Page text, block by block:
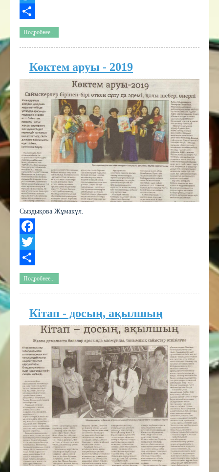
Twitter
Share
Подробнее...
Көктем аруы - 2019
Сыздықова Жұмакүл.
Facebook
Twitter
Share
Подробнее...
Кітап - досың, ақылшың